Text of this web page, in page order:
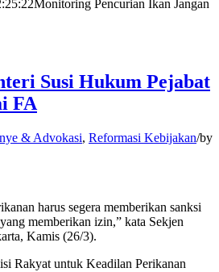
Monitoring Pencurian Ikan Jangan
Susi Hukum Pejabat
FA
& Advokasi, Reformasi Kebijakan/by
harus segera memberikan sanksi
memberikan izin,” kata Sekjen
Kamis (26/3).
Rakyat untuk Keadilan Perikanan